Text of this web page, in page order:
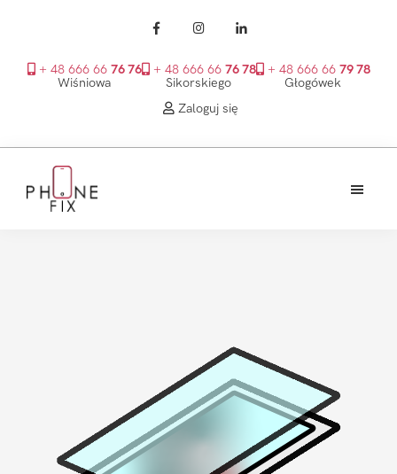
+ 48 666 66 76 76
Wiśniowa
+ 48 666 66 76 78
Sikorskiego
+ 48 666 66 79 78
Głogówek
Zaloguj się
głównego